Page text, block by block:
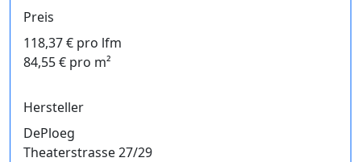
Preis
118,37 € pro lfm
84,55 € pro m²
Hersteller
DePloeg
Theaterstrasse 27/29